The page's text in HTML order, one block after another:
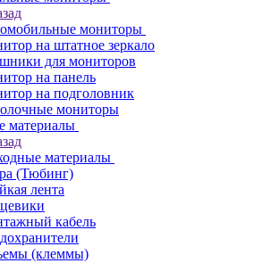
мониторы
на штатное зеркало
для мониторов
на панель
на подголовник
мониторы
материалы
материалы
(Тюбинг)
лента
кабель
(клеммы)